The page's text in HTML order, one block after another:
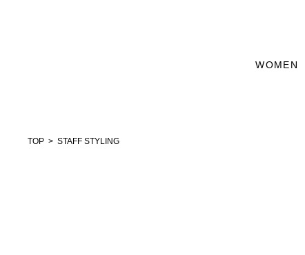
WOMEN
TOP STAFF STYLING